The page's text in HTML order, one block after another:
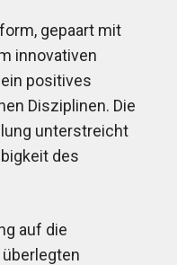
gepaart mit
innovativen
positives
Disziplinen. Die
unterstreicht
des
auf die